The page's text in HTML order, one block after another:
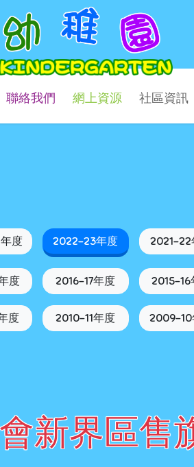
聯絡我們 網上資源 社區資訊
度 2022-23年度 2021-22
度 2016-17年度 2015-16
度 2010-11年度 2009-10
新界區售